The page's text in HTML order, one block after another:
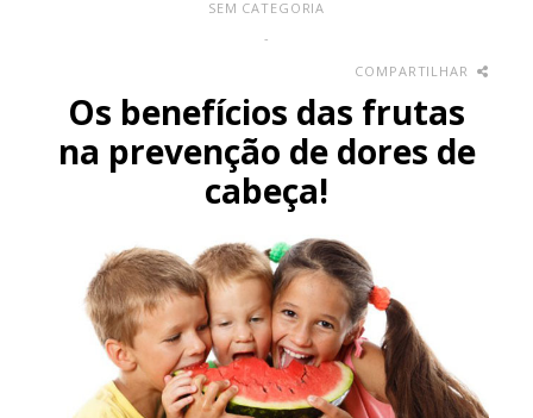
SEM CATEGORIA
-
COMPARTILHAR
Os benefícios das frutas
na prevenção de dores de
cabeça!